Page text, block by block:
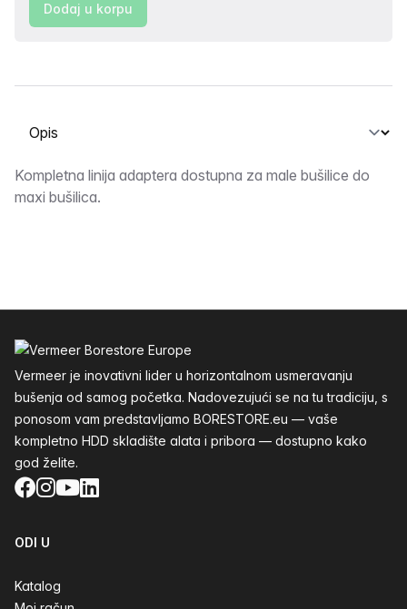
Dodaj u korpu
Odaberite karticu
Opis
Kompletna linija adaptera dostupna za male bušilice do
maxi bušilica.
Vermeer je inovativni lider u horizontalnom usmeravanju
bušenja od samog početka. Nadovezujući se na tu tradiciju, s
ponosom vam predstavljamo BORESTORE.eu — vaše
kompletno HDD skladište alata i pribora — dostupno kako
god želite.
Facebook
Instagram
YouTube
LinkedIn
ODI U
Katalog